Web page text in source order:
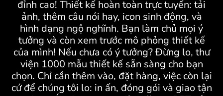
đỉnh cao! Thiết kế hoàn toàn trực tuyến: tải
ảnh, thêm câu nói hay, icon sinh động, và
hình dạng ngộ nghĩnh. Bạn làm chủ mọi ý
tưởng và còn xem trước mô phỏng thiết kế
của mình! Nếu chưa có ý tưởng? Đừng lo, thư
viện 1000 mẫu thiết kế sẵn sàng cho bạn
chọn. Chỉ cần thêm vào, đặt hàng, việc còn lại
cứ để chúng tôi lo: in ấn, đóng gói và giao tận